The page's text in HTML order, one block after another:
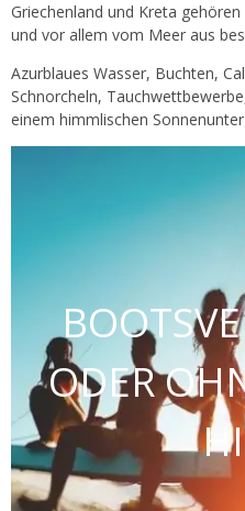
Griechenland und Kreta
und vor allem vom Meer aus
Azurblaues Wasser, Buchten,
Schnorcheln,
einem himmlischen
ODER